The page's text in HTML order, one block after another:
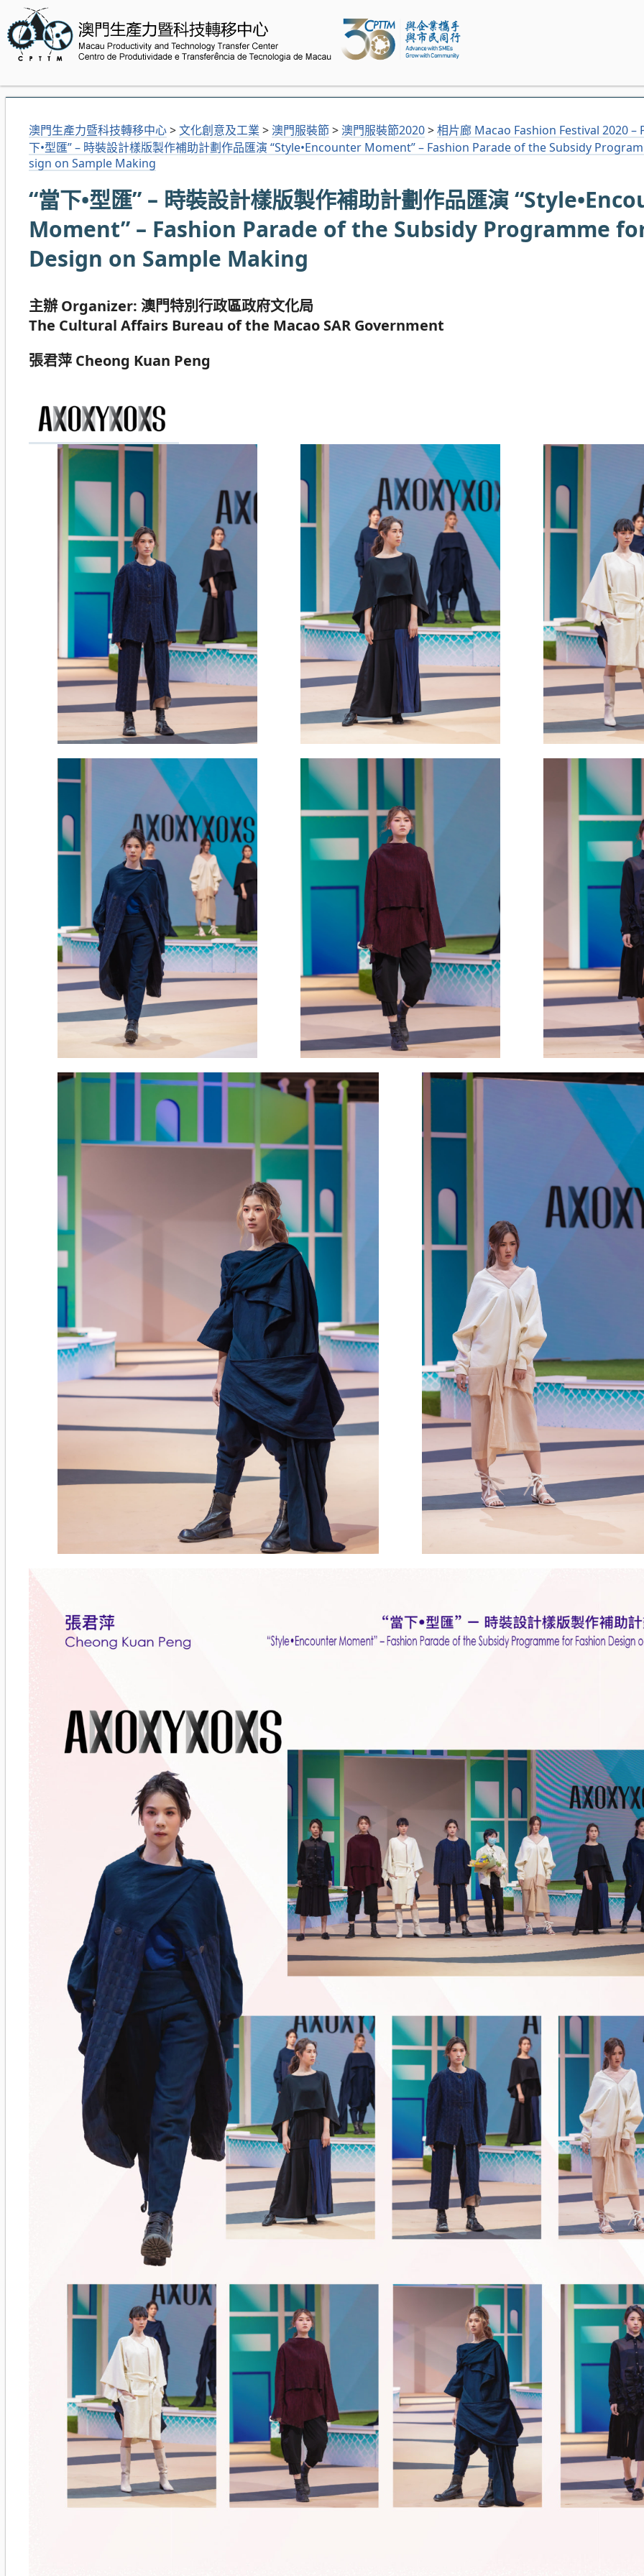
澳門生產力暨科技轉移中心>文化創意及工業 > 澳門服裝節> 澳門服裝節2020>相片廊 Macao Fashion Festival 2020 –
下•型匯” – 時裝設計樣版製作補助計劃作品匯演 “Style•Encounter Moment” – Fashion Parade of the Subsidy
sign on Sample Making
“當下•型匯” – 時裝設計樣版製作補助計劃作品匯演
Moment” – Fashion Parade of the Subsidy Programme
Design on Sample Making
主辦 Organizer: 澳門特別行政區政府文化局
The Cultural Affairs Bureau of the Macao SAR Government
張君萍 Cheong Kuan Peng